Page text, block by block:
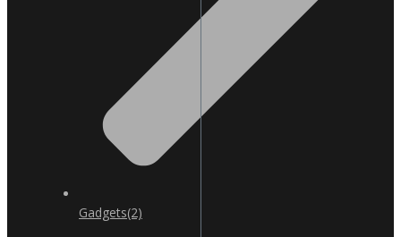
Gadgets(2)